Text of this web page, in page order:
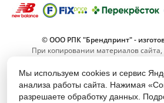
© ООО РПК "Брендпринт" -
При копировании материалов
8 (800) 555-11-42
(Звонок по РФ
Мы используем cookies и сервис
анализа работы сайта. Нажимая
разрешаете обработку данных.